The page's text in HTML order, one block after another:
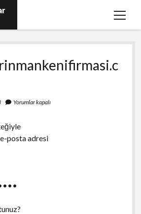
menüyü
Görme Uygulamasız
Beğeni Hilesi
Yorumlar kapalı
e-posta adresi